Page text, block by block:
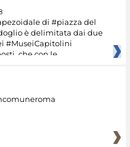
di #piazza del
è delimitata dai due
#MuseiCapitolini
che con le